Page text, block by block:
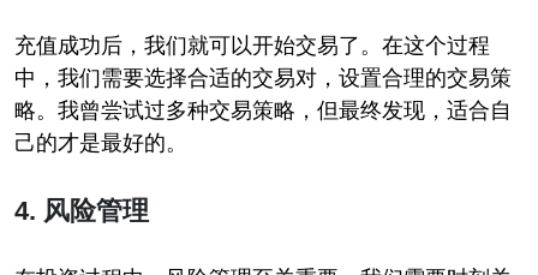
充值成功后，我们就可以开始交易了。在这个过程
中，我们需要选择合适的交易对，设置合理的交易策
略。我曾尝试过多种交易策略，但最终发现，适合自
己的才是最好的。
4. 风险管理